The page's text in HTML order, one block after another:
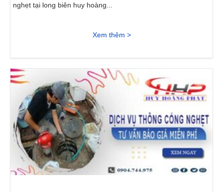
nghẹt tại long biên huy hoàng...
Xem thêm >